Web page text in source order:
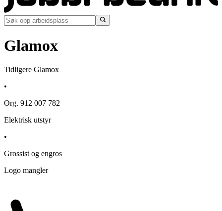
Glamox
Tidligere Glamox
•
Org. 912 007 782
Elektrisk utstyr
•
Grossist og engros
Logo mangler